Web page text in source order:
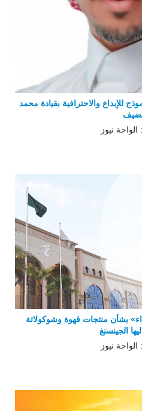
للإبداع والاحترافية بقيادة محمد
نيوز
بشأن منتجات قهوة وشوكولاتة
الجينسنغ
نيوز